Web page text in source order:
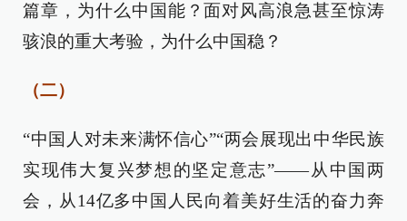
篇章，为什么中国能？面对风高浪急甚至惊涛
骇浪的重大考验，为什么中国稳？
（二）
“中国人对未来满怀信心”“两会展现出中华民族
实现伟大复兴梦想的坚定意志”——从中国两
会，从14亿多中国人民向着美好生活的奋力奔